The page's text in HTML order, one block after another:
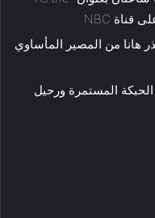
هانا من المصير المأساوي
المستمرة ورحيل